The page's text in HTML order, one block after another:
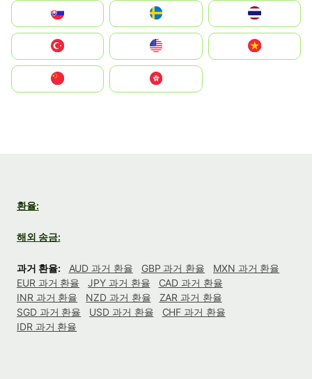
United States
中國香港特別行政區
환율:
해외 송금:
과거 환율: AUD 과거 환율 GBP 과거 환율
MXN 과거 환율
EUR 과거 환율
JPY 과거 환율
CAD 과거 환율
INR 과거 환율
NZD 과거 환율
ZAR 과거 환율
SGD 과거 환율
USD 과거 환율
CHF 과거 환율
IDR 과거 환율